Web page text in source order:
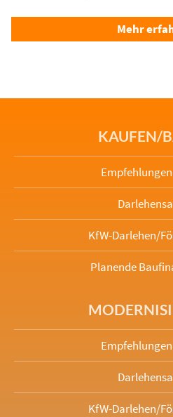
Mehr
KAUFEN/
KfW-Darlehen/
Planende
KfW-Darlehen/